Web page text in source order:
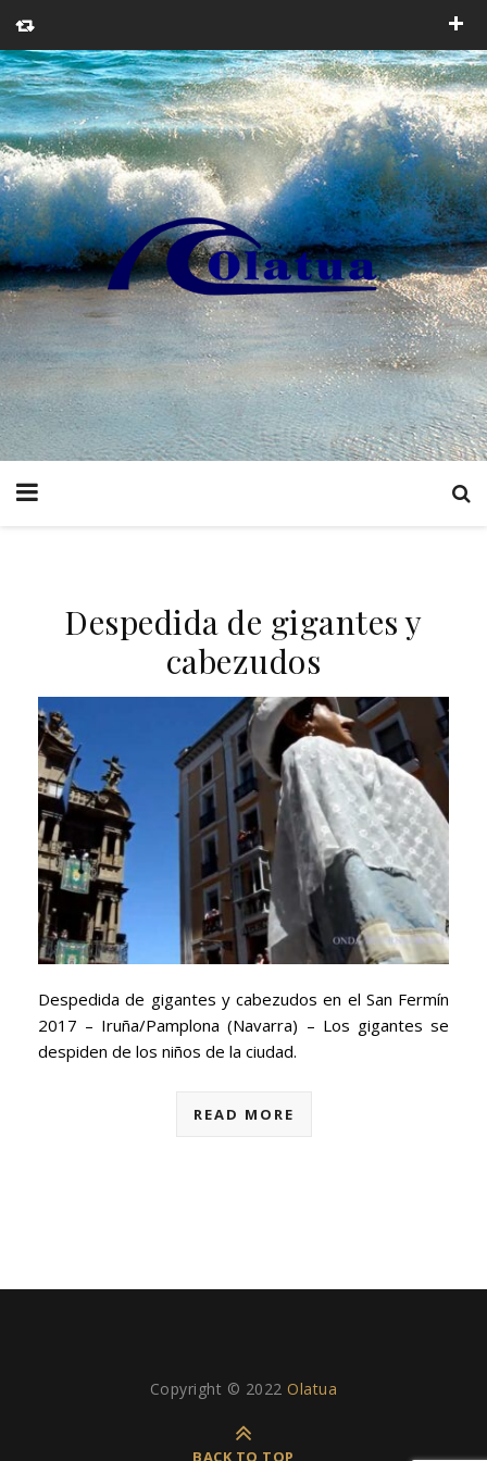
Despedida de gigantes y
cabezudos
Despedida de gigantes y cabezudos en el San Fermín
2017 – Iruña/Pamplona (Navarra) – Los gigantes se
despiden de los niños de la ciudad.
READ MORE
Copyright © 2022Olatua
BACK TO TOP